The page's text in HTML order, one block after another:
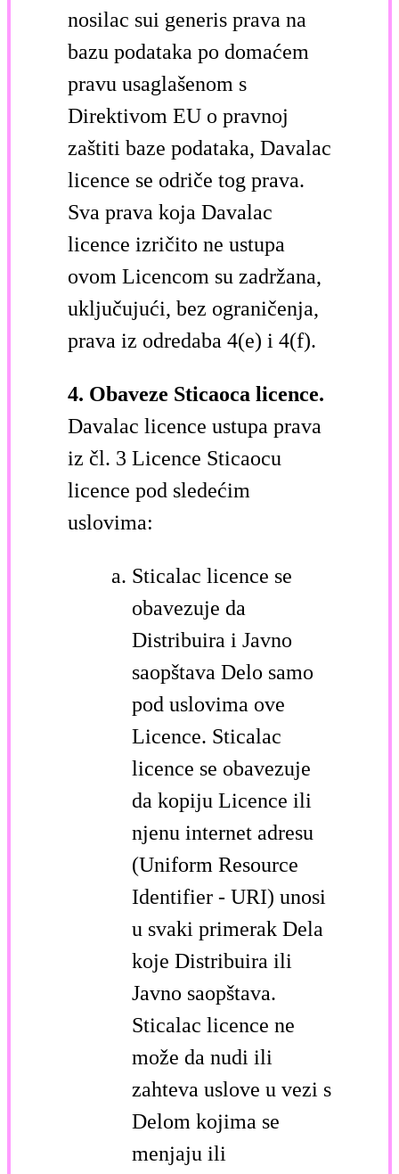
nosilac sui generis prava na
bazu podataka po domaćem
pravu usaglašenom s
Direktivom EU o pravnoj
zaštiti baze podataka, Davalac
licence se odriče tog prava.
Sva prava koja Davalac
licence izričito ne ustupa
ovom Licencom su zadržana,
uključujući, bez ograničenja,
prava iz odredaba 4(e) i 4(f).
4. Obaveze Sticaoca licence.
Davalac licence ustupa prava
iz čl. 3 Licence Sticaocu
licence pod sledećim
uslovima:
Sticalac licence se
obavezuje da
Distribuira i Javno
saopštava Delo samo
pod uslovima ove
Licence. Sticalac
licence se obavezuje
da kopiju Licence ili
njenu internet adresu
(Uniform Resource
Identifier - URI) unosi
u svaki primerak Dela
koje Distribuira ili
Javno saopštava.
Sticalac licence ne
može da nudi ili
zahteva uslove u vezi s
Delom kojima se
menjaju ili